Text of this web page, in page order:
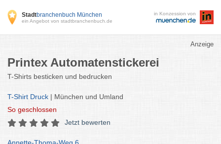
Stadtbranchenbuch München
ein Angebot von stadtbranchenbuch.de
in Konzession von
Anzeige
Printex Automatenstickerei
T-Shirts besticken und bedrucken
T-Shirt Druck | München und Umland
So geschlossen
Jetzt bewerten